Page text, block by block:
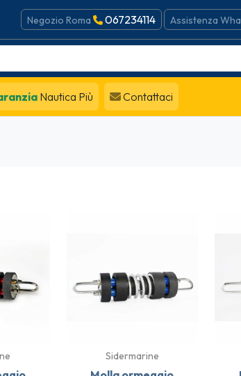
Negozio Roma 067234114 Assistenza
Nautica Più Contattaci
Sidermarine